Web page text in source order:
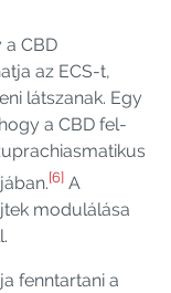
CBD
az ECS-t,
látszanak. Egy
a CBD fel-
[6] A
modulálása
fenntartani a